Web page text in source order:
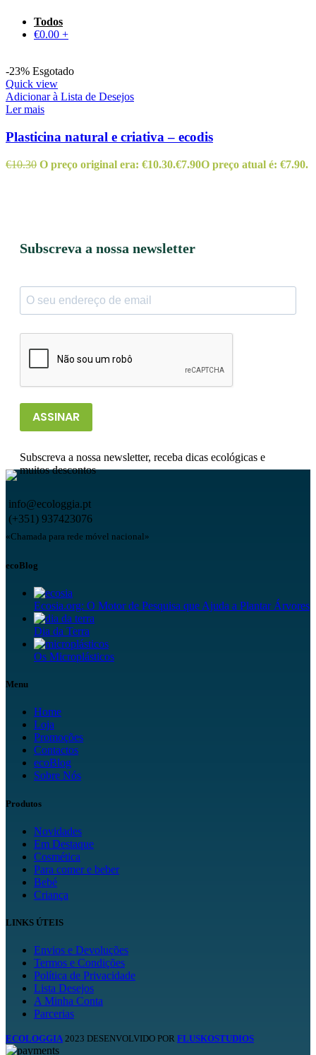
Todos
€0.00 +
-23% Esgotado
Quick view
Adicionar à Lista de Desejos
Ler mais
Plasticina natural e criativa – ecodis
€10.30 O preço original era: €10.30.€7.90O preço atual é: €7.90.
Subscreva a nossa newsletter
ASSINAR
Subscreva a nossa newsletter, receba dicas ecológicas e
muitos descontos
info@ecologgia.pt
(+351) 937423076
«Chamada para rede móvel nacional»
ecoBlog
Ecosia.org: O Motor de Pesquisa que Ajuda a Plantar Árvores
Dia da Terra
Os Microplásticos
Menu
Home
Loja
Promoções
Contactos
ecoBlog
Sobre Nós
Produtos
Novidades
Em Destaque
Cosmética
Para comer e beber
Bebé
Criança
LINKS ÚTEIS
Envios e Devoluções
Termos e Condições
Política de Privacidade
Lista Desejos
A Minha Conta
Parcerias
ECOLOGGIA 2023 DESENVOLVIDO POR FLUSKOSTUDIOS